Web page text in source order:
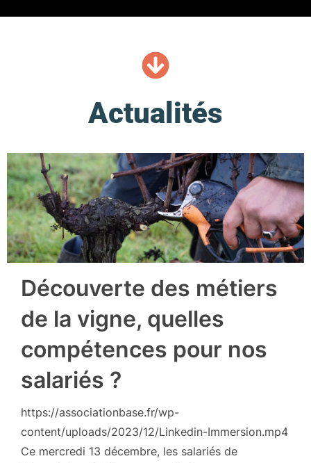
Actualités
Découverte des métiers
de la vigne, quelles
compétences pour nos
salariés ?
https://associationbase.fr/wp-
content/uploads/2023/12/Linkedin-Immersion.mp4
Ce mercredi 13 décembre, les salariés de